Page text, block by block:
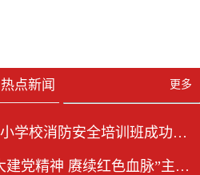
更多
热点新闻
全市教育系统2026年中小学校消防安全培训班成功举办
2026-08-04
市教育局开展“弘扬伟大建党精神 赓续红色血脉”主题党日活动